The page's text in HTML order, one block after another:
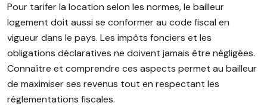
Pour tarifer la location selon les normes, le bailleur
logement doit aussi se conformer au code fiscal en
vigueur dans le pays. Les impôts fonciers et les
obligations déclaratives ne doivent jamais être négligées.
Connaître et comprendre ces aspects permet au bailleur
de maximiser ses revenus tout en respectant les
réglementations fiscales.